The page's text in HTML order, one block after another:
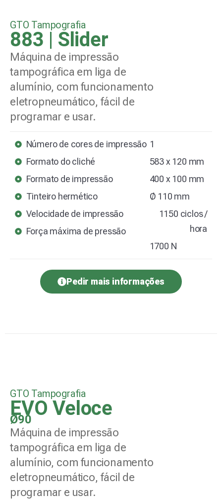
GTO Tampografia
883 | Slider
Máquina de impressão
tampográfica em liga de
alumínio, com funcionamento
eletropneumático, fácil de
programar e usar.
Número de cores de impressão
Formato do cliché
Formato de impressão
Tinteiro hermético
Velocidade de impressão
Força máxima de pressão
1
583 x 120 mm
400 x 100 mm
Ø 110 mm
1150 ciclos /
hora
1700 N
Pedir mais informações
GTO Tampografia
EVO Veloce
Ø90
Máquina de impressão
tampográfica em liga de
alumínio, com funcionamento
eletropneumático, fácil de
programar e usar.